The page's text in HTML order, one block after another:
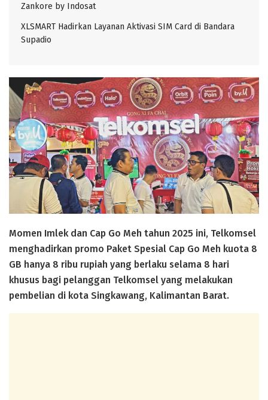
Zankore by Indosat
XLSMART Hadirkan Layanan Aktivasi SIM Card di Bandara
Supadio
Momen Imlek dan Cap Go Meh tahun 2025 ini, Telkomsel
menghadirkan promo Paket Spesial Cap Go Meh kuota 8
GB hanya 8 ribu rupiah yang berlaku selama 8 hari
khusus bagi pelanggan Telkomsel yang melakukan
pembelian di kota Singkawang, Kalimantan Barat.